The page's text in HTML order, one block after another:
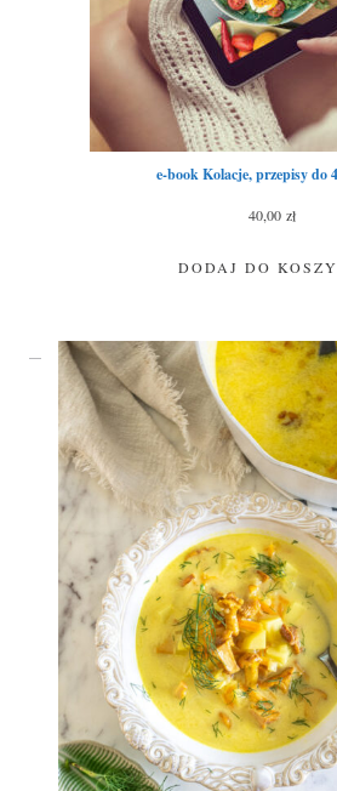
e-book Kolacje, przepisy do
40,00 zł
DODAJ DO